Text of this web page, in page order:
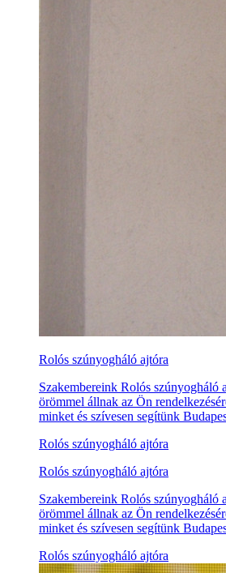
Rolós szúnyogháló ajtóra
Szakembereink Rolós szúnyogháló
örömmel állnak az Ön
minket és szívesen segítünk
Rolós szúnyogháló ajtóra
Rolós szúnyogháló ajtóra
Szakembereink Rolós szúnyogháló
örömmel állnak az Ön
minket és szívesen segítünk
Rolós szúnyogháló ajtóra